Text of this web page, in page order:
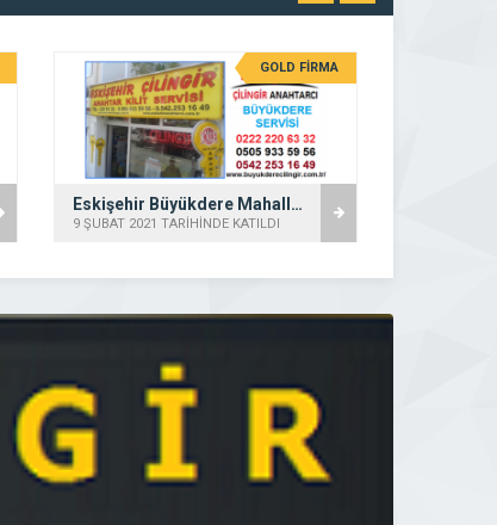
GOLD FİRMA
Eskişehir Büyükdere Mahallesi Çilingir
9 ŞUBAT 2021 TARİHİNDE KATILDI